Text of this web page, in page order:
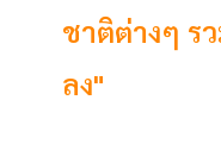
ชาติต่างๆ ร
ลง"